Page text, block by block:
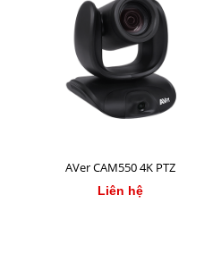
AVer CAM550 4K PTZ
Liên hệ